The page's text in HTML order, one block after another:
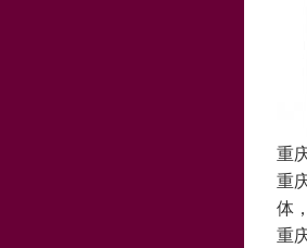
重
重
体
重